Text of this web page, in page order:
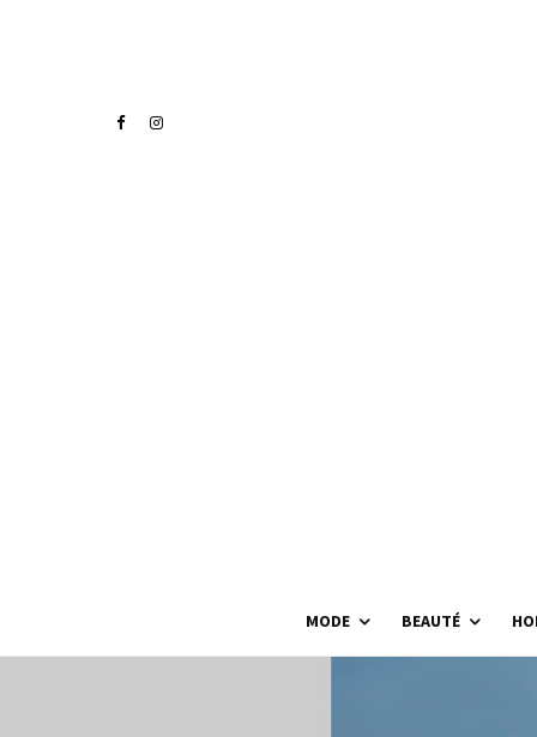
MODE BEAUTÉ